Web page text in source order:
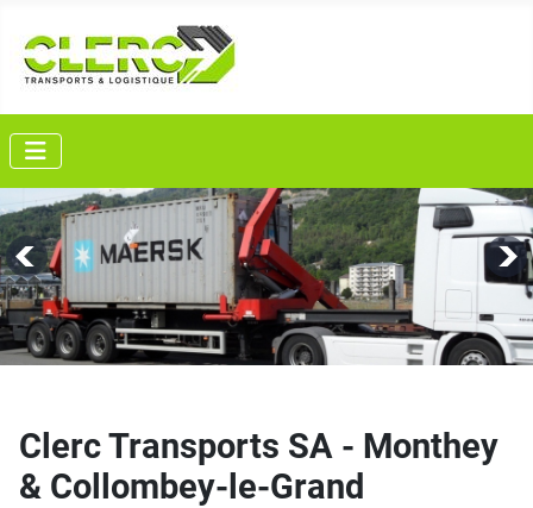
Clerc Transports SA - Monthey
& Collombey-le-Grand